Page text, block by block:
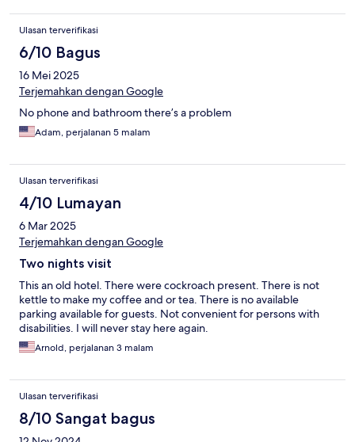
Ulasan terverifikasi
6/10 Bagus
16 Mei 2025
Terjemahkan dengan Google
No phone and bathroom there’s a problem
Adam, perjalanan 5 malam
Ulasan terverifikasi
4/10 Lumayan
6 Mar 2025
Terjemahkan dengan Google
Two nights visit
This an old hotel. There were cockroach present. There is not
kettle to make my coffee and or tea. There is no available
parking available for guests. Not convenient for persons with
disabilities. I will never stay here again.
Arnold, perjalanan 3 malam
Ulasan terverifikasi
8/10 Sangat bagus